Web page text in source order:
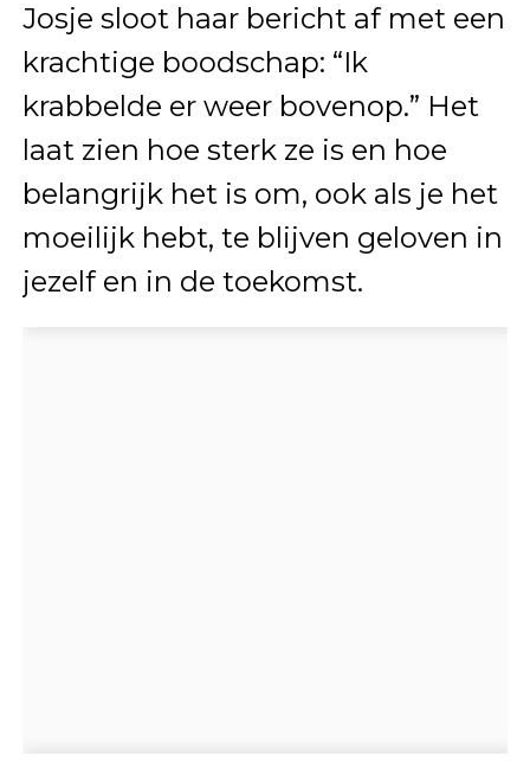
Josje sloot haar bericht af met een
krachtige boodschap: “Ik
krabbelde er weer bovenop.” Het
laat zien hoe sterk ze is en hoe
belangrijk het is om, ook als je het
moeilijk hebt, te blijven geloven in
jezelf en in de toekomst.